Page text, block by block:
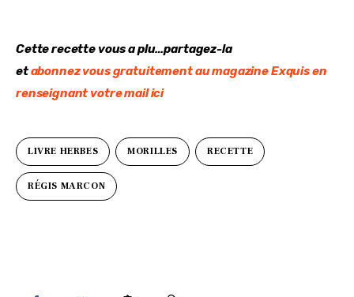
Cette recette vous a plu…partagez-la
et abonnez vous gratuitement au magazine Exquis en
renseignant votre mail ici
LIVRE HERBES MORILLES RECETTE
RÉGIS MARCON